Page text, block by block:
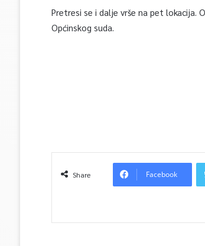
Pretresi se i dalje vrše na pet lokacija.
Općinskog suda.
Share Facebook